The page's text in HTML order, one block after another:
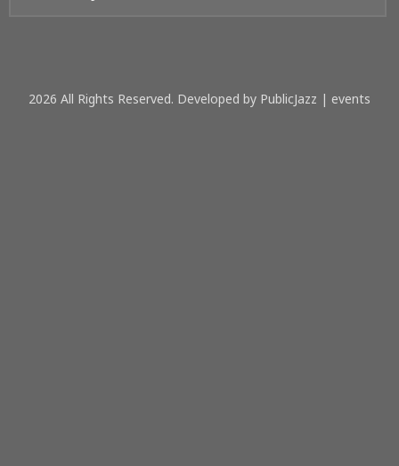
2026 All Rights Reserved. Developed by PublicJazz | events